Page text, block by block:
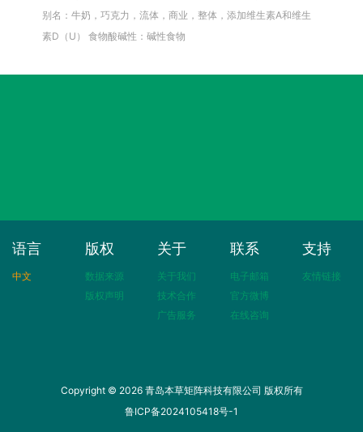
别名：牛奶，巧克力，流体，商业，整体，添加维生素A和维生
素D（U）食物酸碱性：碱性食物
语言
中文
版权
数据来源
版权声明
关于
关于我们
技术合作
广告服务
联系
电子邮箱
官方微博
在线咨询
支持
友情链接
Copyright © 2026 青岛本草矩阵科技有限公司 版权所有
鲁ICP备2024105418号-1